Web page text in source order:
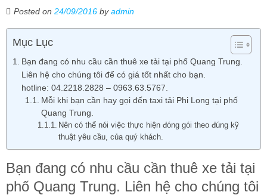
Posted on 24/09/2016 byadmin
Mục Lục
Bạn đang có nhu cầu cần thuê xe tải tại phố Quang Trung.
Liên hệ cho chúng tôi để có giá tốt nhất cho bạn.
hotline: 04.2218.2828 – 0963.63.5767.
Mỗi khi bạn cần hay gọi đến taxi tải Phi Long tại phố
Quang Trung.
Nên có thể nói việc thực hiện đóng gói theo đúng kỹ
thuật yêu cầu, của quý khách.
Bạn đang có nhu cầu cần thuê xe tải tại
phố Quang Trung. Liên hệ cho chúng tôi